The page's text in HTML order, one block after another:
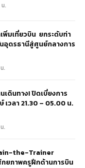
.
พิ่มเที่ยวบิน ยกระดับท่า
อุดรธานีสู่ศูนย์กลางการ
.
เดินทาง! ปิดเบี่ยงการ
วลา 21.30 – 05.00 น.
.
the-Trainer
ยภาพครูฝึกด้านการบิน